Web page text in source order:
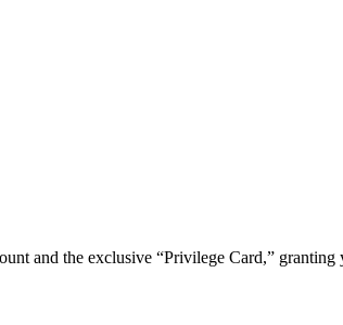
and the exclusive “Privilege Card,”